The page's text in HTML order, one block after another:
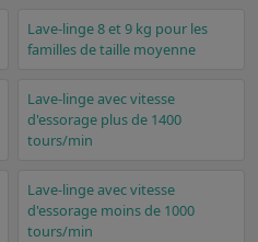
Lave-linge 8 et 9 kg pour les
familles de taille moyenne
Lave-linge avec vitesse
d'essorage plus de 1400
tours/min
Lave-linge avec vitesse
d'essorage moins de 1000
tours/min